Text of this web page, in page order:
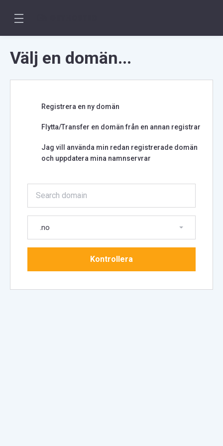
Välj en domän...
Registrera en ny domän
Flytta/Transfer en domän från en annan registrar
Jag vill använda min redan registrerade domän
och uppdatera mina namnservrar
.no
Kontrollera